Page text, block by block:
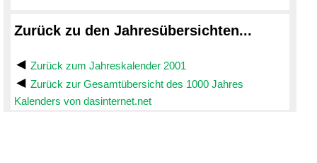
Zurück zu den Jahresübersichten...
Zurück zum Jahreskalender 2001
Zurück zur Gesamtübersicht des 1000 Jahres
Kalenders von dasinternet.net